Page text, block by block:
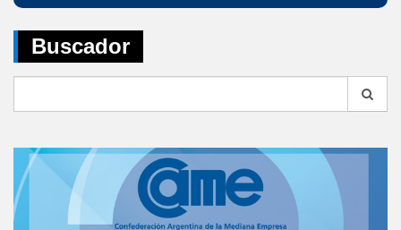
Buscador